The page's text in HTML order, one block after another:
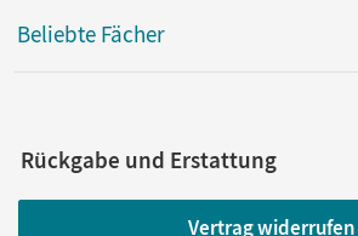
Beliebte Fächer
Rückgabe und Erstattung
Vertrag widerrufen